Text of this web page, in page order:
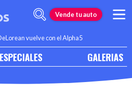
Vende tu auto
vuelve con el Alpha5
ESPECIALES GALERIAS